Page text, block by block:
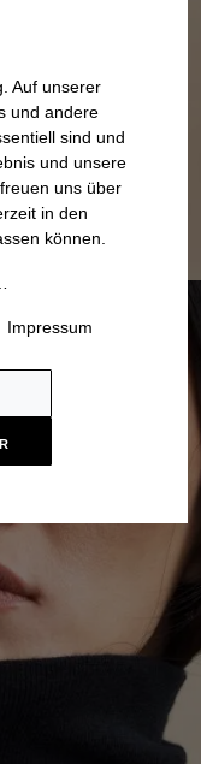
Auf unserer
und andere
sind und
und unsere
uns über
in den
können.
Impressum